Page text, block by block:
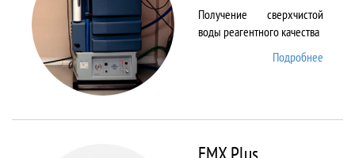
Получение сверхчистой
воды реагентного качества
Подробнее